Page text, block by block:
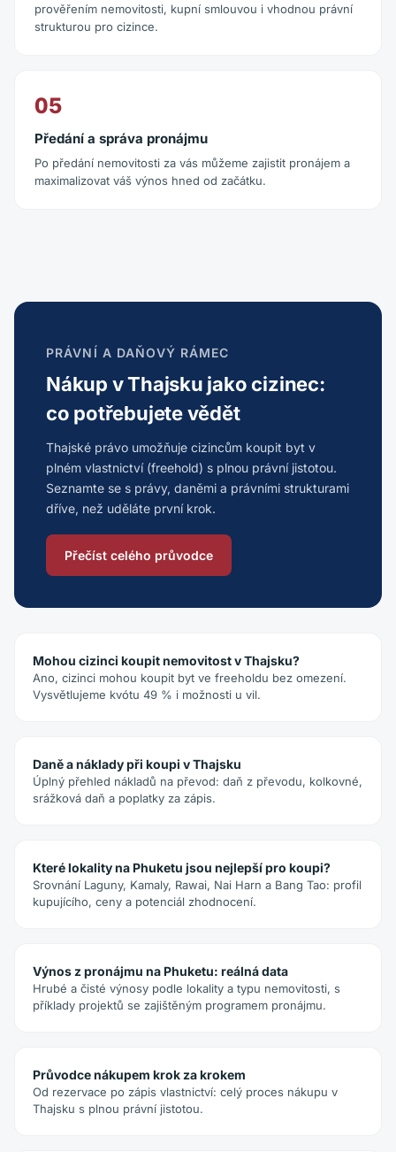
prověřením nemovitosti, kupní smlouvou i vhodnou právní
strukturou pro cizince.
05
Předání a správa pronájmu
Po předání nemovitosti za vás můžeme zajistit pronájem a
maximalizovat váš výnos hned od začátku.
PRÁVNÍ A DAŇOVÝ RÁMEC
Nákup v Thajsku jako cizinec:
co potřebujete vědět
Thajské právo umožňuje cizincům koupit byt v
plném vlastnictví (freehold) s plnou právní jistotou.
Seznamte se s právy, daněmi a právními strukturami
dříve, než uděláte první krok.
Přečíst celého průvodce
Mohou cizinci koupit nemovitost v Thajsku?
Ano, cizinci mohou koupit byt ve freeholdu bez omezení.
Vysvětlujeme kvótu 49 % i možnosti u vil.
Daně a náklady při koupi v Thajsku
Úplný přehled nákladů na převod: daň z převodu, kolkovné,
srážková daň a poplatky za zápis.
Které lokality na Phuketu jsou nejlepší pro koupi?
Srovnání Laguny, Kamaly, Rawai, Nai Harn a Bang Tao: profil
kupujícího, ceny a potenciál zhodnocení.
Výnos z pronájmu na Phuketu: reálná data
Hrubé a čisté výnosy podle lokality a typu nemovitosti, s
příklady projektů se zajištěným programem pronájmu.
Průvodce nákupem krok za krokem
Od rezervace po zápis vlastnictví: celý proces nákupu v
Thajsku s plnou právní jistotou.